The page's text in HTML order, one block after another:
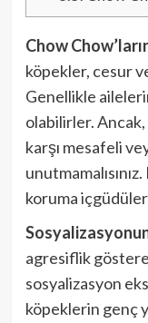
Chow
köpekler, cesur
Genellikle
olabilirler.
karşı mesafeli
koruma
agresiflik
sosyalizasyon
köpeklerin genç